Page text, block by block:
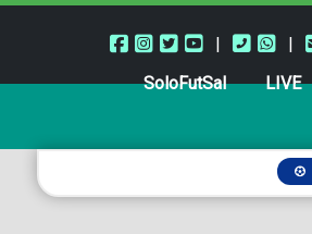
| |
SoloFutSal LIVE